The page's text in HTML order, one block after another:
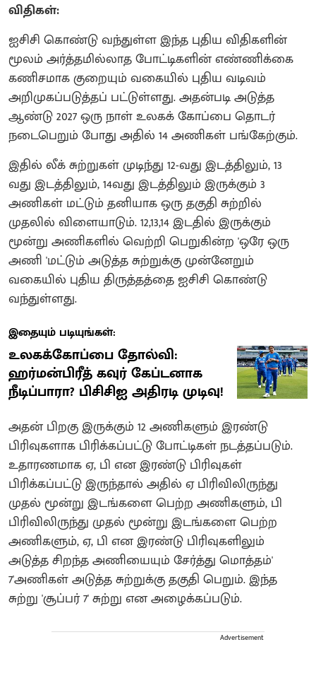
விதிகள்:
ஐசிசி கொண்டு வந்துள்ள இந்த புதிய விதிகளின்
மூலம் அர்த்தமில்லாத போட்டிகளின் எண்ணிக்கை
கணிசமாக குறையும் வகையில் புதிய வடிவம்
அறிமுகப்படுத்தப் பட்டுள்ளது. அதன்படி அடுத்த
ஆண்டு 2027 ஒரு நாள் உலகக் கோப்பை தொடர்
நடைபெறும் போது அதில் 14 அணிகள் பங்கேற்கும்.
இதில் லீக் சுற்றுகள் முடிந்து 12-வது இடத்திலும், 13
வது இடத்திலும், 14வது இடத்திலும் இருக்கும் 3
அணிகள் மட்டும் தனியாக ஒரு தகுதி சுற்றில்
முதலில் விளையாடும். 12,13,14 இடதில் இருக்கும்
மூன்று அணிகளில் வெற்றி பெறுகின்ற 'ஒரே ஒரு
அணி 'மட்டும் அடுத்த சுற்றுக்கு முன்னேறும்
வகையில் புதிய திருத்தத்தை ஐசிசி கொண்டு
வந்துள்ளது.
இதையும் படியுங்கள்:
உலகக்கோப்பை தோல்வி:
ஹர்மன்பிரீத் கவுர் கேப்டனாக
நீடிப்பாரா? பிசிசிஐ அதிரடி முடிவு!
அதன் பிறகு இருக்கும் 12 அணிகளும் இரண்டு
பிரிவுகளாக பிரிக்கப்பட்டு போட்டிகள் நடத்தப்படும்.
உதாரணமாக ஏ, பி என இரண்டு பிரிவுகள்
பிரிக்கப்பட்டு இருந்தால் அதில் ஏ பிரிவிலிருந்து
முதல் மூன்று இடங்களை பெற்ற அணிகளும், பி
பிரிவிலிருந்து முதல் மூன்று இடங்களை பெற்ற
அணிகளும், ஏ, பி என இரண்டு பிரிவுகளிலும்
அடுத்த சிறந்த அணியையும் சேர்த்து மொத்தம்'
7'அணிகள் அடுத்த சுற்றுக்கு தகுதி பெறும். இந்த
சுற்று 'சூப்பர் 7' சுற்று என அழைக்கப்படும்.
Advertisement